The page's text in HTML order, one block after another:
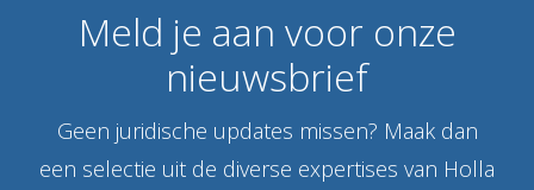
Meld je aan voor onze
nieuwsbrief
Geen juridische updates missen? Maak dan
een selectie uit de diverse expertises van Holla